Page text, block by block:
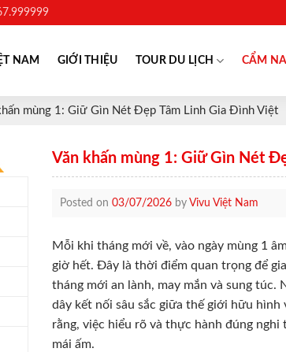
NAM GIỚI THIỆU TOUR DU LỊCH CẨM
mùng 1: Giữ Gìn Nét Đẹp Tâm Linh Gia Đình Việt
Văn khấn mùng 1: Giữ Gìn Nét
Posted on 03/07/2026 by Vivu Việt Nam
Mỗi khi tháng mới về, vào ngày mùng 1
giờ hết. Đây là thời điểm quan trọng để
tháng mới an lành, may mắn và sung túc.
dây kết nối sâu sắc giữa thế giới hữu
rằng, việc hiểu rõ và thực hành đúng nghi
mái ấm.